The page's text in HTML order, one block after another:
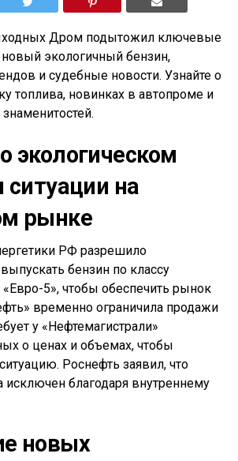
Дром подытожил ключевые
экологичный бензин,
и судебные новости. Узнайте о
топлива, новинках в автопроме и
экологическом
ситуации на
рынке
РФ разрешило
бензин по классу
5», чтобы обеспечить рынок
временно ограничила продажи
у «Нефтемагистрали»
о ценах и объемах, чтобы
Роснефть заявил, что
исключен благодаря внутреннему
новых